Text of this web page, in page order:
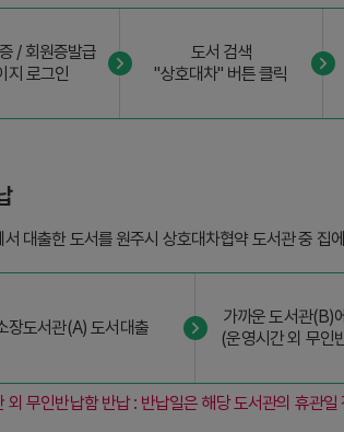
/ 회원증발급
지 로그인
도서 검색
"상호대차" 버튼 클릭
대출한 도서를 원주시 상호대차협약 도서관 중 집
장도서관(A) 도서대출
가까운 도서관(B)
(운영시간 외 무인
외 무인반납함 반납 : 반납일은 해당 도서관의 휴관일